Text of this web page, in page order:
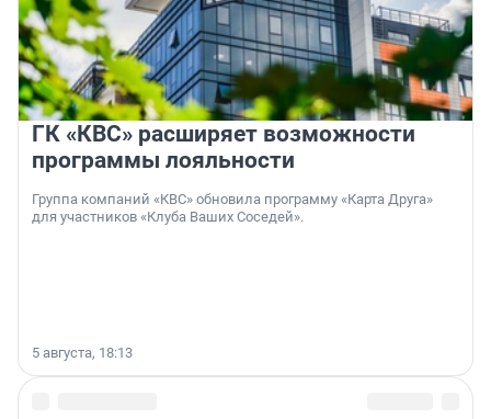
ГК «КВС» расширяет возможности
программы лояльности
Группа компаний «КВС» обновила программу «Карта Друга»
для участников «Клуба Ваших Соседей».
5 августа, 18:13